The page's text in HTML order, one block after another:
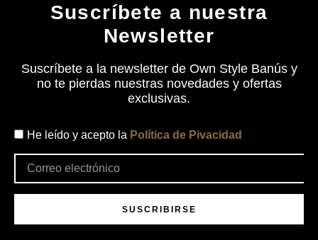
Suscríbete a nuestra
Newsletter
Suscríbete a la newsletter de Own Style Banús y
no te pierdas nuestras novedades y ofertas
exclusivas.
He leído y acepto la Política de Pivacidad
SUSCRIBIRSE